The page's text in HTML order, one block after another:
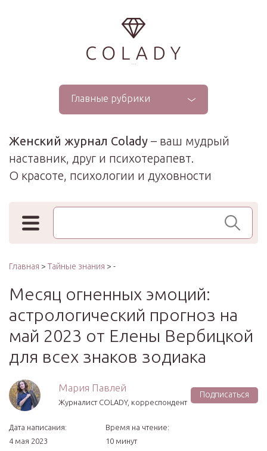
...
Главные рубрики
Женский журнал Colady – ваш мудрый
наставник, друг и психотерапевт.
О красоте, психологии и духовности
Поиск по сайту
Главная > Тайные знания > -
Месяц огненных эмоций:
астрологический прогноз на
май 2023 от Елены Вербицкой
для всех знаков зодиака
Мария Павлей
Журналист COLADY, корреспондент
Подписаться
Дата написания:
4 мая 2023
Время на чтение:
10 минут